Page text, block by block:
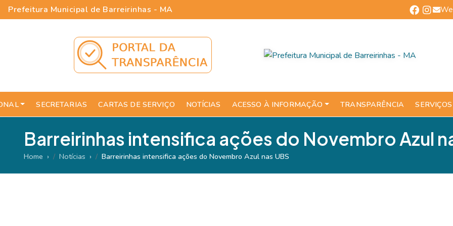
Prefeitura Municipal de Barreirinhas - MA
SECRETARIAS CARTAS DE SERVIÇO NOTÍCIAS ACESSO À INFORMAÇÃO TRANSPARÊNCIA
Barreirinhas intensifica ações do Novembro Azul
Home Notícias Barreirinhas intensifica ações do Novembro Azul nas UBS